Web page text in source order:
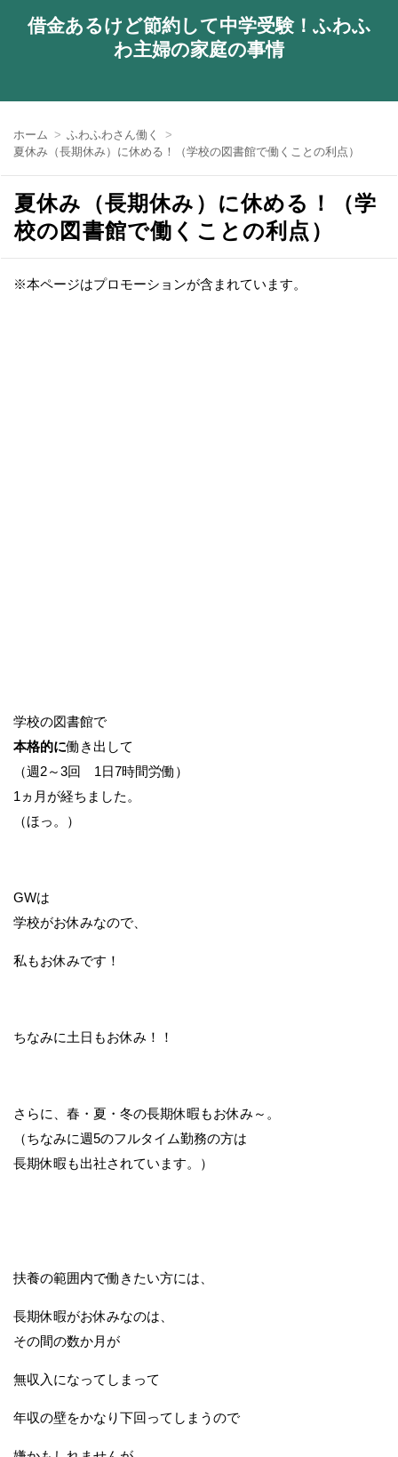
借金あるけど節約して中学受験！ふわふ
わ主婦の家庭の事情
ホーム
ふわふわさん働く
夏休み（長期休み）に休める！（学校の図書館で働くことの利点）
夏休み（長期休み）に休める！（学
校の図書館で働くことの利点）
※本ページはプロモーションが含まれています。
学校の図書館で
本格的に働き出して
（週2～3回 1日7時間労働）
1ヵ月が経ちました。
（ほっ。）
GWは
学校がお休みなので、
私もお休みです！
ちなみに土日もお休み！！
さらに、春・夏・冬の長期休暇もお休み～。
（ちなみに週5のフルタイム勤務の方は
長期休暇も出社されています。）
扶養の範囲内で働きたい方には、
長期休暇がお休みなのは、
その間の数か月が
無収入になってしまって
年収の壁をかなり下回ってしまうので